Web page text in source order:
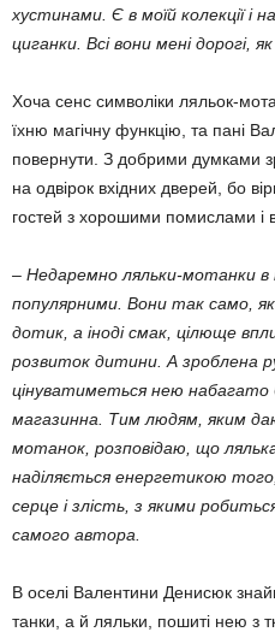
хустинами. Є в моїй колекції і
циганки. Всі вони мені дорогі, як
Хоча сенс символіки ля­льок-
їхню магічну фун­кцію, та пані
повернути. З добрими думками
на одвірок вхідних дверей, бо
гостей з хоро­шими помислами і
– Недаремно ляльки-мо­тан­ки в
популярними. Вони так само, як
дотик, а іноді смак, цілюще
розвиток дитини. А зроблена
цінуватиметься нею набагато
магазинна. Тим людям, яким
мотанок, розпо­відаю, що
наділяється енер­гетикою
серце і злість, з яки­ми
самого автора.
В оселі Валентини Денисюк
танки, а й ляльки, пошиті нею з